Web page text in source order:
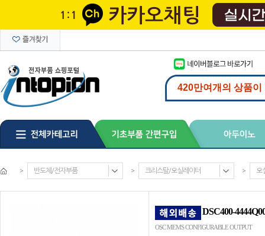
> 반도체/전자부품 > 크리스탈/오실레이터 > 오
DSC400-
OSC MEMS CONFIGURABLE OUTPUT